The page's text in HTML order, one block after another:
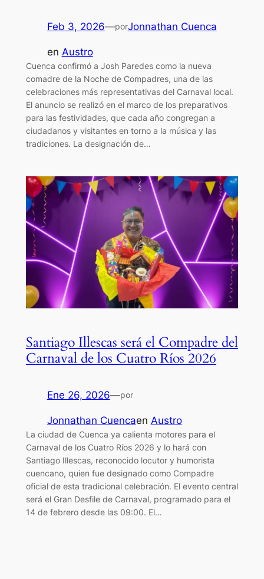
Feb 3, 2026—porJonnathan Cuenca
en Austro
Cuenca confirmó a Josh Paredes como la nueva
comadre de la Noche de Compadres, una de las
celebraciones más representativas del Carnaval local.
El anuncio se realizó en el marco de los preparativos
para las festividades, que cada año congregan a
ciudadanos y visitantes en torno a la música y las
tradiciones. La designación de…
Santiago Illescas será el Compadre del
Carnaval de los Cuatro Ríos 2026
Ene 26, 2026—por
Jonnathan Cuencaen Austro
La ciudad de Cuenca ya calienta motores para el
Carnaval de los Cuatro Ríos 2026 y lo hará con
Santiago Illescas, reconocido locutor y humorista
cuencano, quien fue designado como Compadre
oficial de esta tradicional celebración. El evento central
será el Gran Desfile de Carnaval, programado para el
14 de febrero desde las 09:00. El…